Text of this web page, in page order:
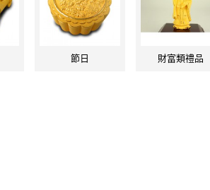
節日 財富類禮品